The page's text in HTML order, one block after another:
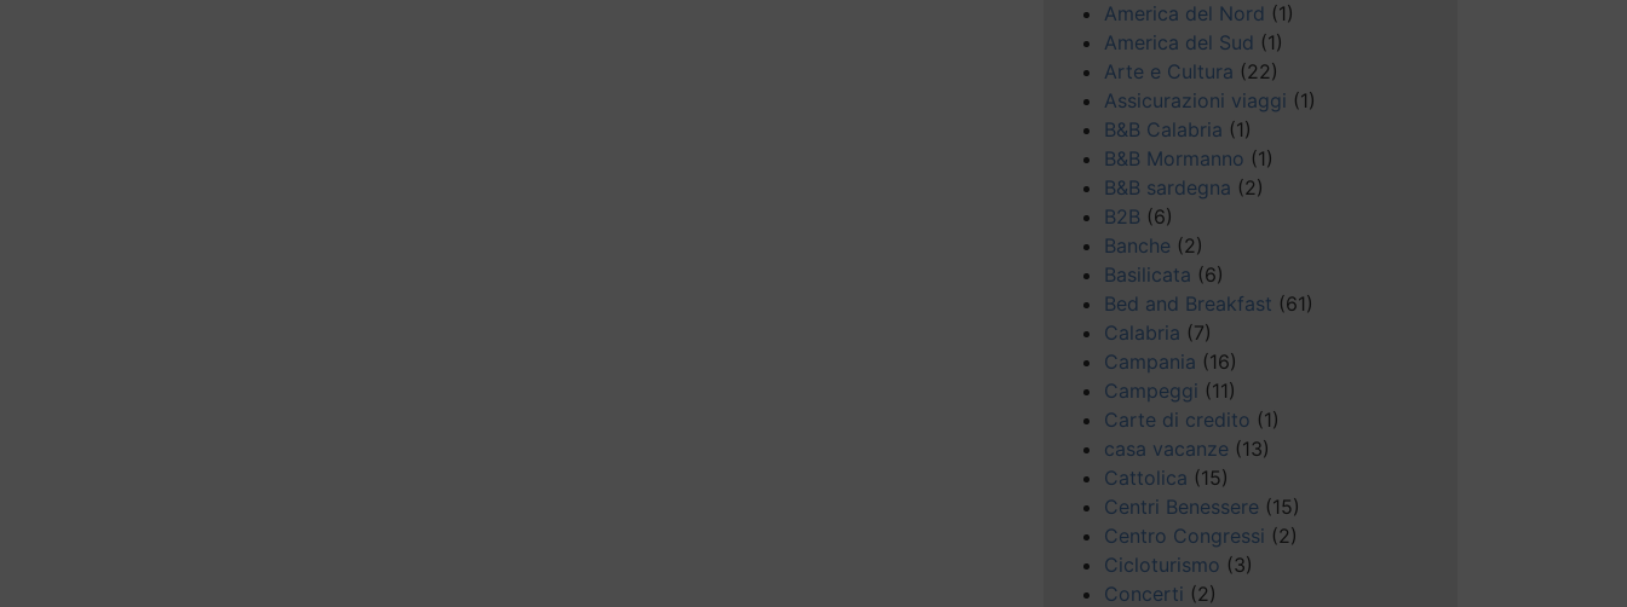
America del Nord (1)
America del Sud (1)
Arte e Cultura (22)
Assicurazioni viaggi (1)
B&B Calabria (1)
B&B Mormanno (1)
B&B sardegna (2)
B2B (6)
Banche (2)
Basilicata (6)
Bed and Breakfast (61)
Calabria (7)
Campania (16)
Campeggi (11)
Carte di credito (1)
casa vacanze (13)
Cattolica (15)
Centri Benessere (15)
Centro Congressi (2)
Cicloturismo (3)
Concerti (2)